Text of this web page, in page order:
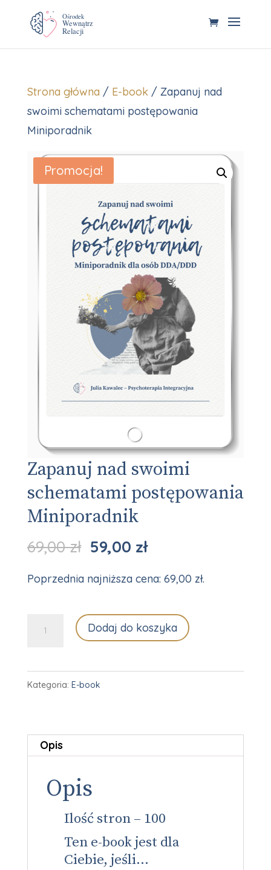
Strona główna / E-book/ Zapanuj nad
swoimi schematami postępowania
Miniporadnik
Promocja!
Zapanuj nad swoimi
schematami postępowania
Miniporadnik
69,00zł Pierwotna
wynosiła:
59,00 złAktualna
wynosi:
Poprzednia najniższa cena: 69,00 zł.
swoimi
Miniporadnik
Dodaj do koszyka
Kategoria: E-book
Opis
Opis
Ilość stron – 100
Ten e-book jest dla
Ciebie, jeśli…